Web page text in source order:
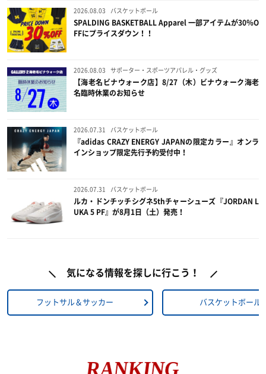
2026.08.03 バスケットボール
SPALDING BASKETBALL Apparel 一部アイテムが30％O
FFにプライスダウン！！
2026.08.03 サポーター・スポーツアパレル・グッズ
【海老名ビナウォーク店】8/27（木）ビナウォーク海老
名臨時休業のお知らせ
2026.07.31 バスケットボール
『adidas CRAZY ENERGY JAPANの限定カラー』オンラ
インショップ限定先行予約受付中！
2026.07.31 バスケットボール
ルカ・ドンチッチシグネ5thチャーシューズ『JORDAN L
UKA 5 PF』が8月1日（土）発売！
気になる情報を探しに行こう！
フットサル＆サッカー バスケットボール
RANKING